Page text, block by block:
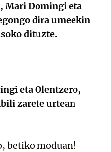
Mari Domingi eta
dira umeekin
dituzte.
eta Olentzero,
zarete urtean
betiko moduan!